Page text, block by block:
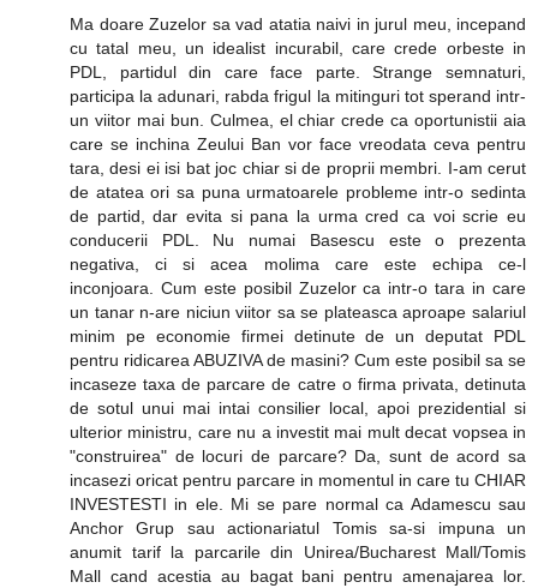
Ma doare Zuzelor sa vad atatia naivi in jurul meu, incepand
cu tatal meu, un idealist incurabil, care crede orbeste in
PDL, partidul din care face parte. Strange semnaturi,
participa la adunari, rabda frigul la mitinguri tot sperand intr-
un viitor mai bun. Culmea, el chiar crede ca oportunistii aia
care se inchina Zeului Ban vor face vreodata ceva pentru
tara, desi ei isi bat joc chiar si de proprii membri. I-am cerut
de atatea ori sa puna urmatoarele probleme intr-o sedinta
de partid, dar evita si pana la urma cred ca voi scrie eu
conducerii PDL. Nu numai Basescu este o prezenta
negativa, ci si acea molima care este echipa ce-l
inconjoara. Cum este posibil Zuzelor ca intr-o tara in care
un tanar n-are niciun viitor sa se plateasca aproape salariul
minim pe economie firmei detinute de un deputat PDL
pentru ridicarea ABUZIVA de masini? Cum este posibil sa se
incaseze taxa de parcare de catre o firma privata, detinuta
de sotul unui mai intai consilier local, apoi prezidential si
ulterior ministru, care nu a investit mai mult decat vopsea in
"construirea" de locuri de parcare? Da, sunt de acord sa
incasezi oricat pentru parcare in momentul in care tu CHIAR
INVESTESTI in ele. Mi se pare normal ca Adamescu sau
Anchor Grup sau actionariatul Tomis sa-si impuna un
anumit tarif la parcarile din Unirea/Bucharest Mall/Tomis
Mall cand acestia au bagat bani pentru amenajarea lor.